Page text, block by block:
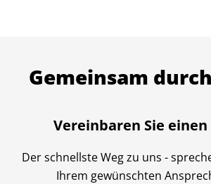
Gemeinsam
Vereinbaren Sie
Der schnellste Weg zu uns -
Ihrem gewünschten